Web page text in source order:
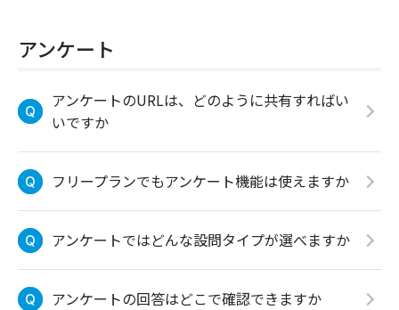
アンケート
アンケートのURLは、どのように共有すればい
いですか
フリープランでもアンケート機能は使えますか
アンケートではどんな設問タイプが選べますか
アンケートの回答はどこで確認できますか